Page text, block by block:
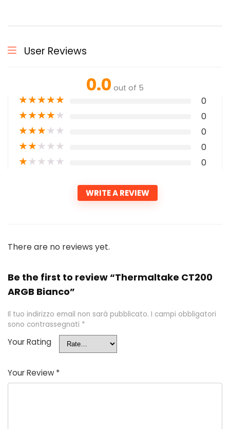
User Reviews
0.0 out of 5
★★★★★ 0
★★★★★ 0
★★★★★ 0
★★★★★ 0
★★★★★ 0
WRITE A REVIEW
There are no reviews yet.
Be the first to review “Thermaltake CT200
ARGB Bianco”
Il tuo indirizzo email non sarà pubblicato. I campi obbligatori
sono contrassegnati *
Your Rating
Your Review *